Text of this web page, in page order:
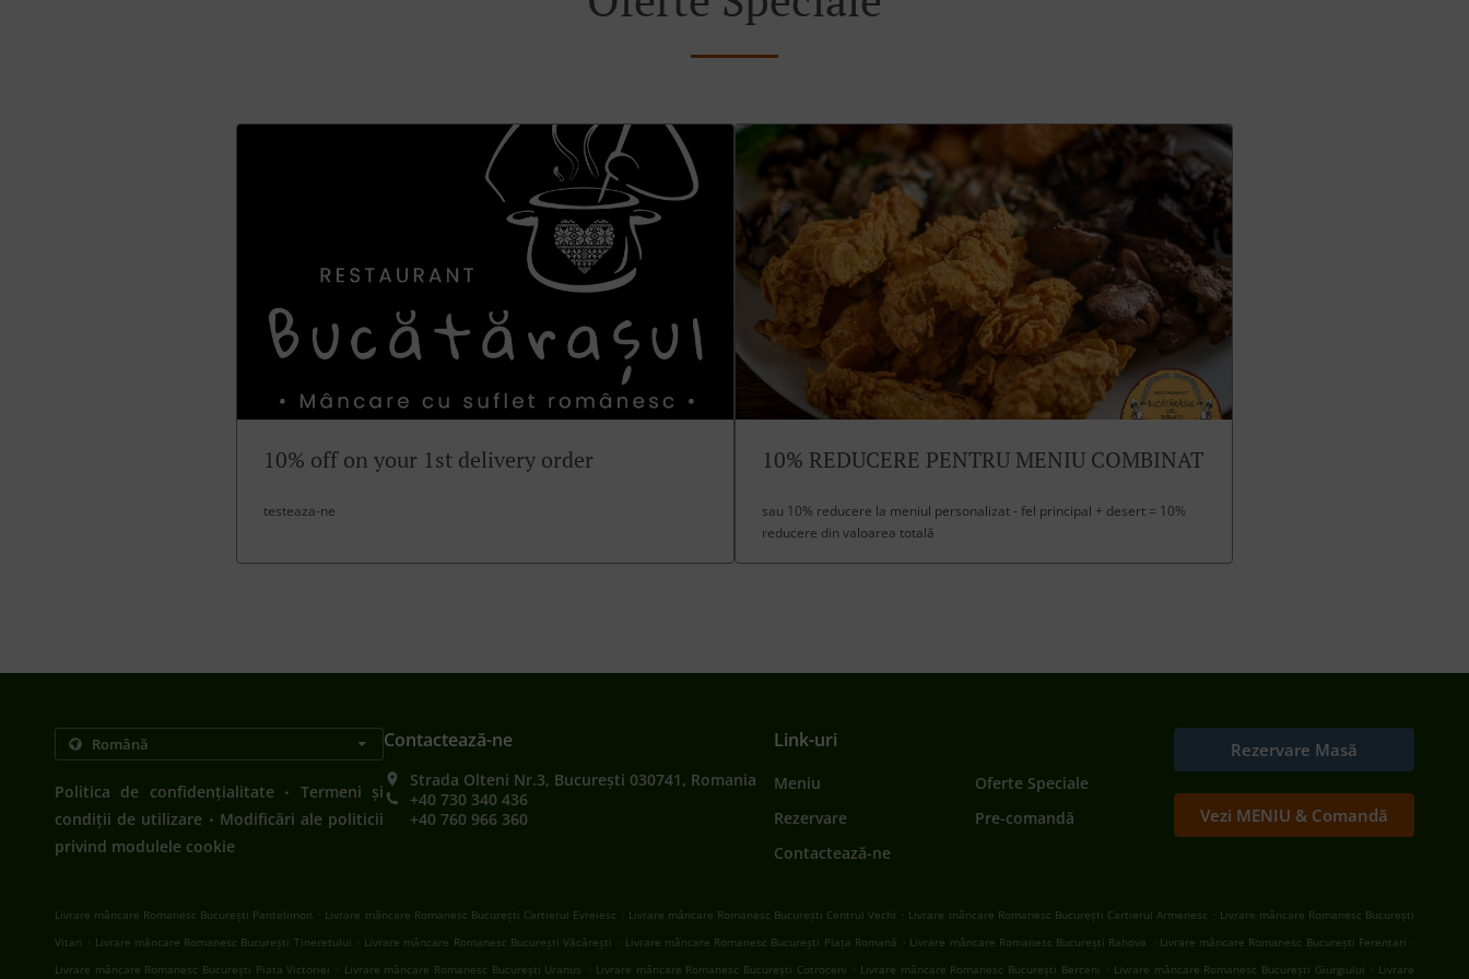
10% off on your 1st delivery order
testeaza-ne
10% REDUCERE PENTRU MENIU COMBINAT
sau 10% reducere la meniul personalizat - fel principal + desert = 10%
reducere din valoarea totală
Politica de confidențialitate . Termeni și
condiții de utilizare . Modificări ale politicii
privind modulele cookie
Contactează-ne
Strada Olteni Nr.3, București 030741, Romania
+40 730 340 436
+40 760 966 360
Link-uri
Meniu
Oferte Speciale
Rezervare
Pre-comandă
Contactează-ne
Rezervare Masă
Vezi MENIU & Comandă
Livrare mâncare Romanesc București Pantelimon . Livrare mâncare Romanesc București Cartierul Evreiesc . Livrare mâncare Romanesc București Centrul Vechi . Livrare mâncare Romanesc București Cartierul Armenesc . Livrare mâncare Romanesc București
Vitan . Livrare mâncare Romanesc București Tineretului . Livrare mâncare Romanesc București Văcărești . Livrare mâncare Romanesc București Piața Romană . Livrare mâncare Romanesc București Rahova . Livrare mâncare Romanesc București Ferentari .
Livrare mâncare Romanesc București Piata Victoriei . Livrare mâncare Romanesc București Uranus . Livrare mâncare Romanesc București Cotroceni . Livrare mâncare Romanesc București Berceni . Livrare mâncare Romanesc București Giurgiului . Livrare